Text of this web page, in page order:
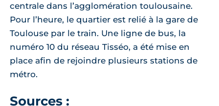
centrale dans l’agglomération toulousaine.
Pour l’heure, le quartier est relié à la gare de
Toulouse par le train. Une ligne de bus, la
numéro 10 du réseau Tisséo, a été mise en
place afin de rejoindre plusieurs stations de
métro.
Sources :